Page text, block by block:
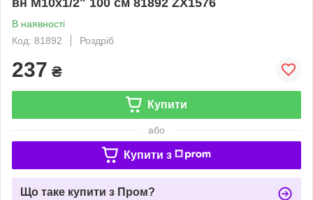
В наявності
Код: 81892
Роздріб
237 ₴
Купити
або
Купити з
Що таке купити з Пром?